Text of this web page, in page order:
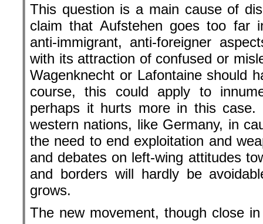
This question is a main cause of
claim that Aufstehen goes too far
anti-immigrant, anti-foreigner
with its attraction of confused or
Wagenknecht or Lafontaine should
course, this could apply to
perhaps it hurts more in this
western nations, like Germany, in
the need to end exploitation and
and debates on left-wing attitudes
and borders will hardly be
grows.
The new movement, though close